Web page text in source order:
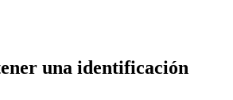
una identificación